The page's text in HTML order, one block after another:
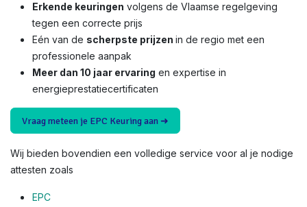
Erkende keuringen volgens de Vlaamse regelgeving
tegen een correcte prijs
Eén van de scherpste prijzen in de regio met een
professionele aanpak
Meer dan 10 jaar ervaring en expertise in
energieprestatiecertificaten
Vraag meteen je EPC Keuring aan ➜
Wij bieden bovendien een volledige service voor al je nodige
attesten zoals
EPC